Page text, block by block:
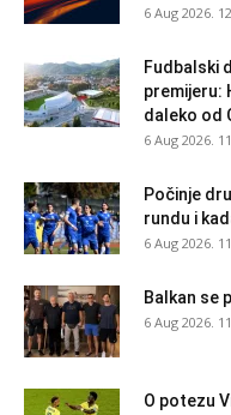
6 Aug 2026.
Fudbalski
premijeru:
daleko od
6 Aug 2026.
Počinje
rundu i
6 Aug 2026.
Balkan se
6 Aug 2026.
O potezu